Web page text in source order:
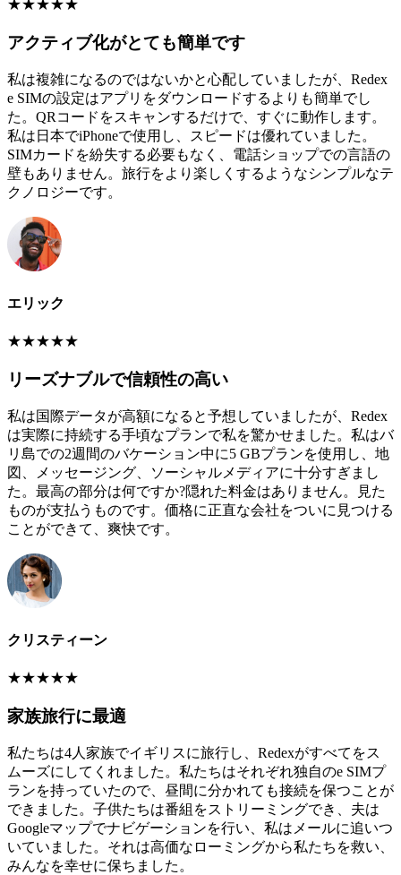
★★★★★
アクティブ化がとても簡単です
私は複雑になるのではないかと心配していましたが、Redex
e SIMの設定はアプリをダウンロードするよりも簡単でし
た。QRコードをスキャンするだけで、すぐに動作します。
私は日本でiPhoneで使用し、スピードは優れていました。
SIMカードを紛失する必要もなく、電話ショップでの言語の
壁もありません。旅行をより楽しくするようなシンプルなテ
クノロジーです。
エリック
★★★★★
リーズナブルで信頼性の高い
私は国際データが高額になると予想していましたが、Redex
は実際に持続する手頃なプランで私を驚かせました。私はバ
リ島での2週間のバケーション中に5 GBプランを使用し、地
図、メッセージング、ソーシャルメディアに十分すぎまし
た。最高の部分は何ですか?隠れた料金はありません。見た
ものが支払うものです。価格に正直な会社をついに見つける
ことができて、爽快です。
クリスティーン
★★★★★
家族旅行に最適
私たちは4人家族でイギリスに旅行し、Redexがすべてをス
ムーズにしてくれました。私たちはそれぞれ独自のe SIMプ
ランを持っていたので、昼間に分かれても接続を保つことが
できました。子供たちは番組をストリーミングでき、夫は
Googleマップでナビゲーションを行い、私はメールに追いつ
いていました。それは高価なローミングから私たちを救い、
みんなを幸せに保ちました。